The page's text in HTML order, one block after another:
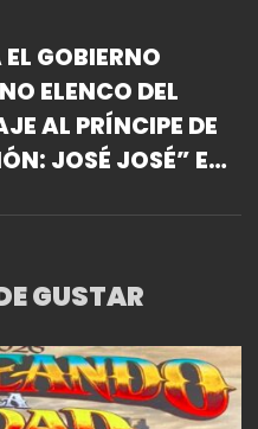
GOBIERNO
ELENCO DEL
AL PRÍNCIPE DE
JOSÉ JOSÉ” EN
GUSTAR